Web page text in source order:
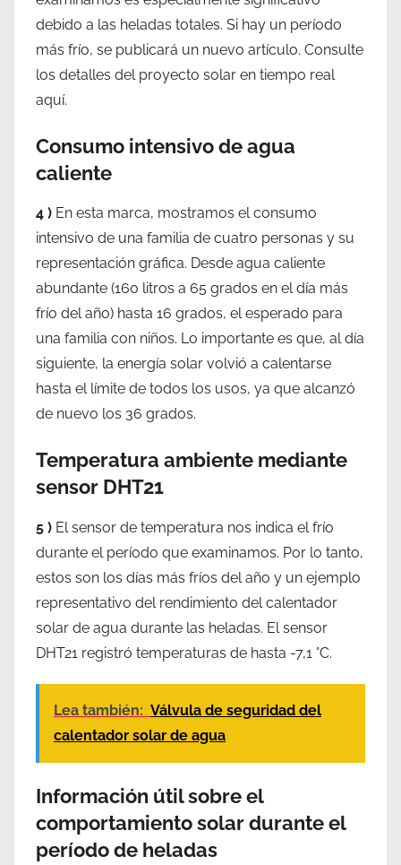
debido a las heladas totales. Si hay un período
más frío, se publicará un nuevo artículo. Consulte
los detalles del proyecto solar en tiempo real
aquí.
Consumo intensivo de agua
caliente
4 ) En esta marca, mostramos el consumo
intensivo de una familia de cuatro personas y su
representación gráfica. Desde agua caliente
abundante (160 litros a 65 grados en el día más
frío del año) hasta 16 grados, el esperado para
una familia con niños. Lo importante es que, al día
siguiente, la energía solar volvió a calentarse
hasta el límite de todos los usos, ya que alcanzó
de nuevo los 36 grados.
Temperatura ambiente mediante
sensor DHT21
5 ) El sensor de temperatura nos indica el frío
durante el período que examinamos. Por lo tanto,
estos son los días más fríos del año y un ejemplo
representativo del rendimiento del calentador
solar de agua durante las heladas. El sensor
DHT21 registró temperaturas de hasta -7,1 °C.
Lea también: Válvula de seguridad del
calentador solar de agua
Información útil sobre el
comportamiento solar durante el
período de heladas